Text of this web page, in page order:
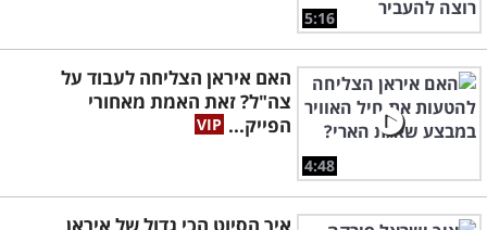
5:16
4:48
האם איראן הצליחה לעבוד על
צה"ל? זאת האמת מאחורי
הפייק...
איך הסיוט הכי גדול של איראן